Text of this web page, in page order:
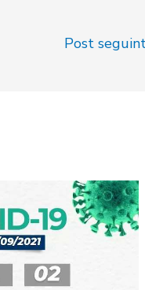
Post